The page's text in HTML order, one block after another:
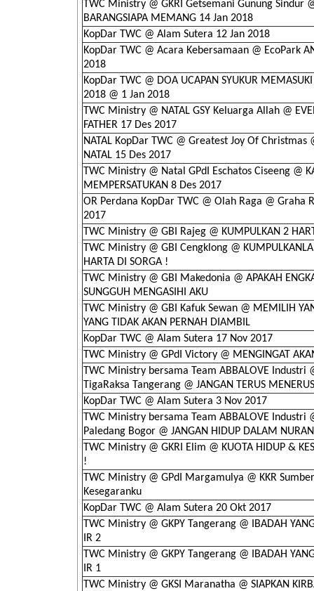
TWC Ministry @ GKRI Getsemani Gunung Sindur
BARANGSIAPA MEMANG 14 Jan 2018
KopDar TWC @ Alam Sutera 12 Jan 2018
KopDar TWC @ Acara Kebersamaan @ EcoPark
2018
KopDar TWC @ DOA UCAPAN SYUKUR
2018 @ 1 Jan 2018
TWC Ministry @ NATAL GSY Keluarga Allah @
FATHER 17 Des 2017
NATAL KopDar TWC @ Greatest Joy Of Christmas
NATAL 15 Des 2017
TWC Ministry @ Natal GPdI Eschatos Ciseeng @
MEMPERSATUKAN 8 Des 2017
OR Perdana KopDar TWC @ Olah Raga @ Graha
2017
TWC Ministry @ GBI Rajeg @ KUMPULKAN 2
TWC Ministry @ GBI Cengklong @
HARTA DI SORGA !
TWC Ministry @ GBI Makedonia @ APAKAH
SUNGGUH MENGASIHI AKU
TWC Ministry @ GBI Kafuk Sewan @ MEMILIH
YANG TIDAK AKAN PERNAH DIAMBIL
KopDar TWC @ Alam Sutera 17 Nov 2017
TWC Ministry @ GPdI Victory @ MENGINGAT
TWC Ministry bersama Team ABBALOVE Industri
TigaRaksa Tangerang @ JANGAN TERUS
KopDar TWC @ Alam Sutera 3 Nov 2017
TWC Ministry bersama Team ABBALOVE Industri
Paledang Bogor @ JANGAN HIDUP DALAM
TWC Ministry @ GKRI Elim @ KUOTA HIDUP &
!
TWC Ministry @ GPdI Margamulya @ KKR Sumber
Kesegaranku
KopDar TWC @ Alam Sutera 20 Okt 2017
TWC Ministry @ GKPY Tangerang @ IBADAH
IR 2
TWC Ministry @ GKPY Tangerang @ IBADAH
IR 1
TWC Ministry @ GKSI Maranatha @ SIAPKAN